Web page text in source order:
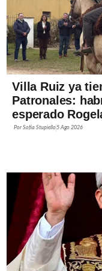
Villa Ruiz ya
Patronales:
esperado
PorSofía Stupiello 5 Ago 2026